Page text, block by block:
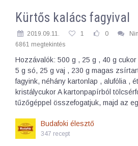
Kürtős kalács fagyival
2019.09.11. 1 0
6861 megtekintés
Hozzávalók: 500 g , 25 g , 40 g
5 g só, 25 g vaj , 230 g magas
fagyink, néhány kartonlap , alufólia ,
kristálycukor A kartonpapírból
tűzőgéppel összefogatjuk, majd az
Budafoki élesztő
347 recept